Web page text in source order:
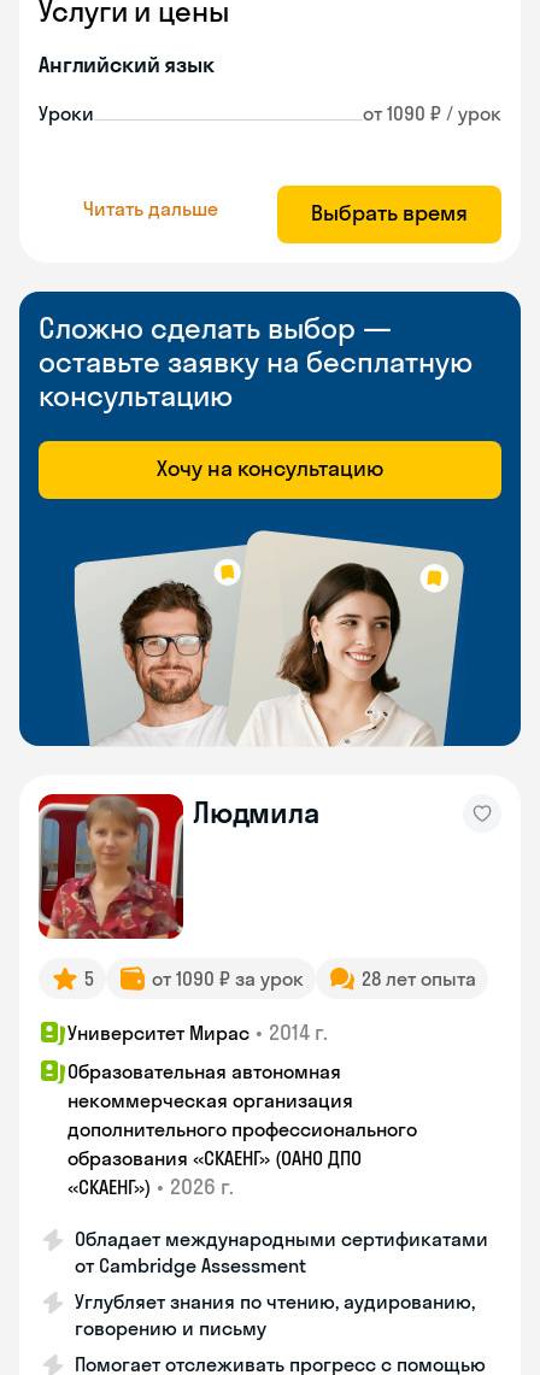
Услуги и цены
Английский язык
Уроки от 1090 ₽ / урок
Читать дальше Выбрать время
Сложно сделать выбор —
оставьте заявку на бесплатную
консультацию
Хочу на консультацию
Людмила
5 от 1090 ₽ за урок 28 лет опыта
Университет Мирас • 2014 г.
Образовательная автономная
некоммерческая организация
дополнительного профессионального
образования «СКАЕНГ» (ОАНО ДПО
«СКАЕНГ») • 2026 г.
Обладает международными сертификатами
от Cambridge Assessment
Углубляет знания по чтению, аудированию,
говорению и письму
Помогает отслеживать прогресс с помощью